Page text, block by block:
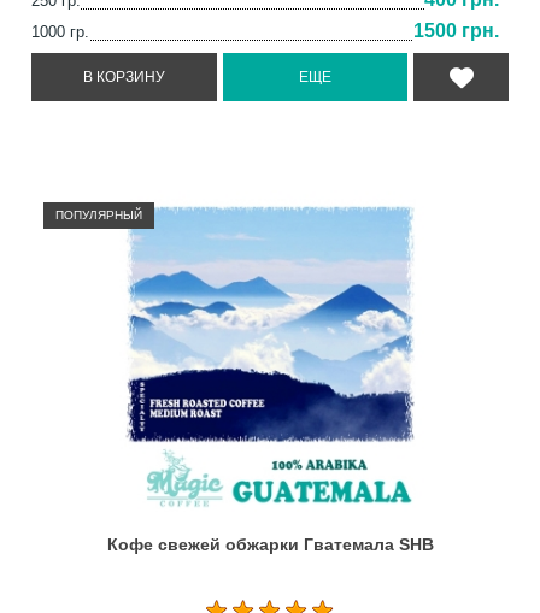
1000 гр. 1500 грн.
ПОПУЛЯРНЫЙ
Кофе свежей обжарки Гватемала SHB